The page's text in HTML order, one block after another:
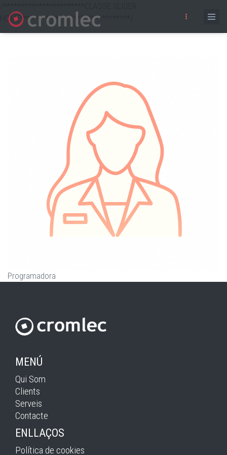
HOME*******************************/
al
Programadora
MENÚ
Qui Som
Clients
Serveis
Contacte
ENLLAÇOS
Política de cookies